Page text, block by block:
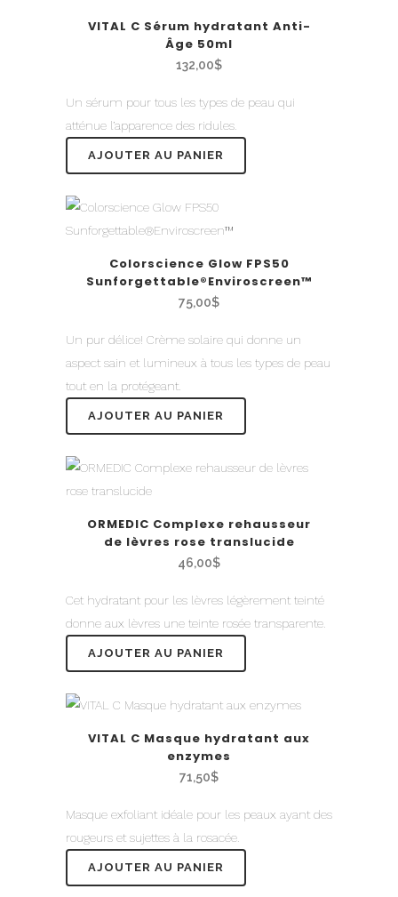
VITAL C Sérum hydratant Anti-
Âge 50ml
132,00$
Un sérum pour tous les types de peau qui
atténue l’apparence des ridules.
AJOUTER AU PANIER
Colorscience Glow FPS50
Sunforgettable®Enviroscreen™
75,00$
Un pur délice! Crème solaire qui donne un
aspect sain et lumineux à tous les types de peau
tout en la protégeant.
AJOUTER AU PANIER
ORMEDIC Complexe rehausseur
de lèvres rose translucide
46,00$
Cet hydratant pour les lèvres légèrement teinté
donne aux lèvres une teinte rosée transparente.
AJOUTER AU PANIER
VITAL C Masque hydratant aux
enzymes
71,50$
Masque exfoliant idéale pour les peaux ayant des
rougeurs et sujettes à la rosacée.
AJOUTER AU PANIER